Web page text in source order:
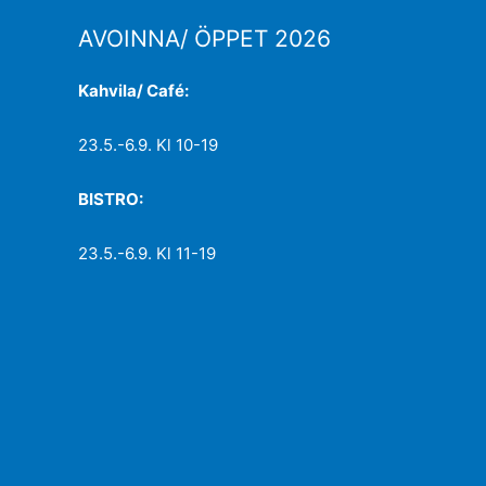
AVOINNA/ ÖPPET 2026
Kahvila/ Café:
23.5.-6.9. Kl 10-19
BISTRO:
23.5.-6.9. Kl 11-19